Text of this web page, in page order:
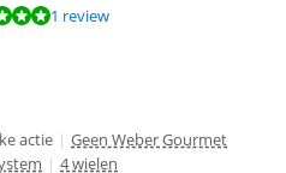
op 1 review.
1 review
actie | Geen Weber Gourmet
| 4 wielen